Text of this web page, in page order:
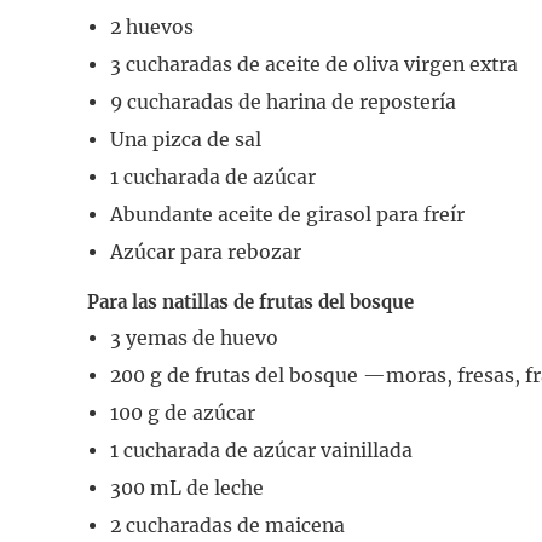
2 huevos
3 cucharadas de aceite de oliva virgen extra
9 cucharadas de harina de repostería
Una pizca de sal
1 cucharada de azúcar
Abundante aceite de girasol para freír
Azúcar para rebozar
Para las natillas de frutas del bosque
3 yemas de huevo
200 g de frutas del bosque —moras, fresas,
100 g de azúcar
1 cucharada de azúcar vainillada
300 mL de leche
2 cucharadas de maicena